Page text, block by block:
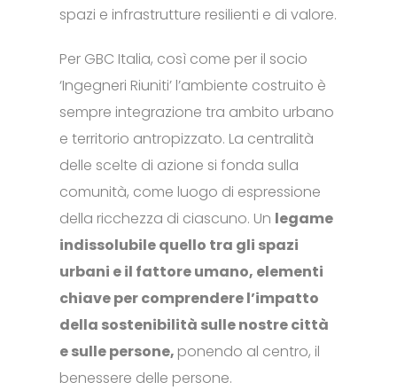
spazi e infrastrutture resilienti e di valore.
Per GBC Italia, così come per il socio
‘Ingegneri Riuniti’ l’ambiente costruito è
sempre integrazione tra ambito urbano
e territorio antropizzato. La centralità
delle scelte di azione si fonda sulla
comunità, come luogo di espressione
della ricchezza di ciascuno. Un legame
indissolubile quello tra gli spazi
urbani e il fattore umano, elementi
chiave per comprendere l’impatto
della sostenibilità sulle nostre città
e sulle persone, ponendo al centro, il
benessere delle persone.